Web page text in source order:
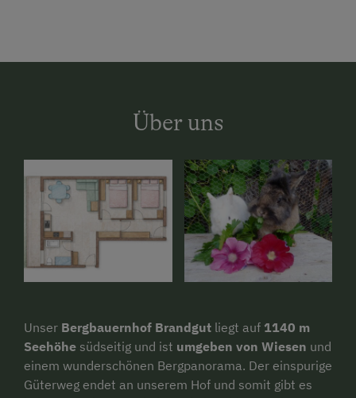
Über uns
Unser Bergbauernhof Brandgut liegt auf 1140 m
Seehöhe südseitig und ist umgeben von Wiesen und
einem wunderschönen Bergpanorama. Der einspurige
Güterweg endet an unserem Hof und somit gibt es